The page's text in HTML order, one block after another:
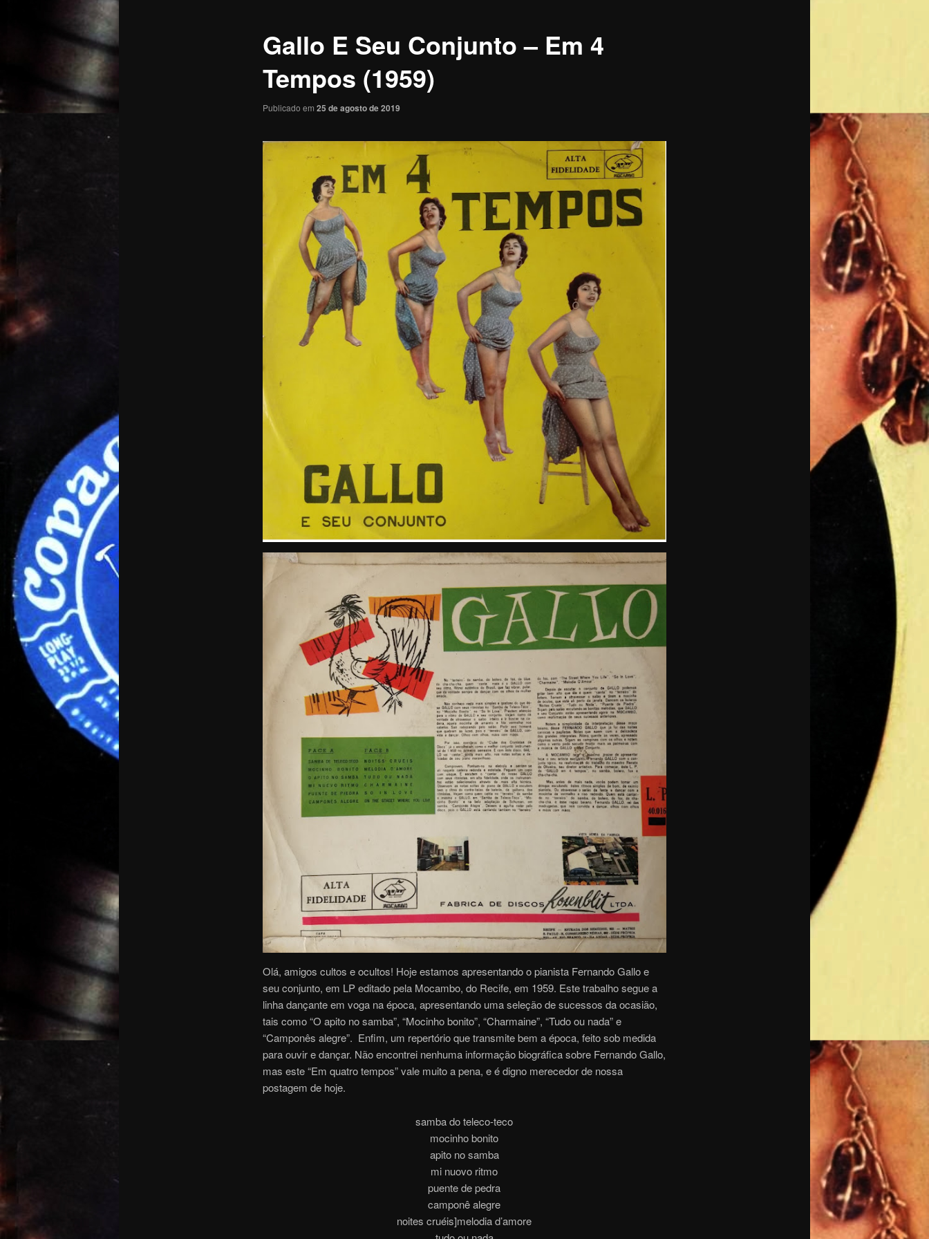
Gallo E Seu Conjunto – Em 4
Tempos (1959)
Publicado em 25 de agosto de 2019
Olá, amigos cultos e ocultos! Hoje estamos apresentando o pianista Fernando Gallo e
seu conjunto, em LP editado pela Mocambo, do Recife, em 1959. Este trabalho segue a
linha dançante em voga na época, apresentando uma seleção de sucessos da ocasião,
tais como “O apito no samba”, “Mocinho bonito”, “Charmaine”, “Tudo ou nada” e
“Camponês alegre”. Enfim, um repertório que transmite bem a época, feito sob medida
para ouvir e dançar. Não encontrei nenhuma informação biográfica sobre Fernando Gallo,
mas este “Em quatro tempos” vale muito a pena, e é digno merecedor de nossa
postagem de hoje.
samba do teleco-teco
mocinho bonito
apito no samba
mi nuovo ritmo
puente de pedra
camponê alegre
noites cruéis]melodia d’amore